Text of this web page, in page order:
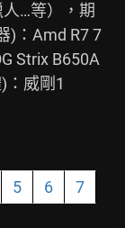
…等），期
)：Amd R7 7
Strix B650A
：威剛1
5 6
7